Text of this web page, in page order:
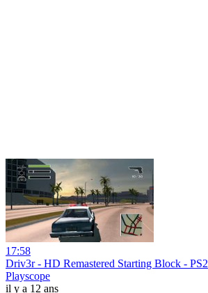
17:58
Driv3r - HD Remastered Starting Block - PS2
Playscope
il y a 12 ans